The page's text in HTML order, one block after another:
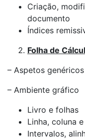
Criação,
documento
Índices
Folha de
– Aspetos genéricos
– Ambiente gráfico
Livro e folhas
Linha, coluna
Intervalos,